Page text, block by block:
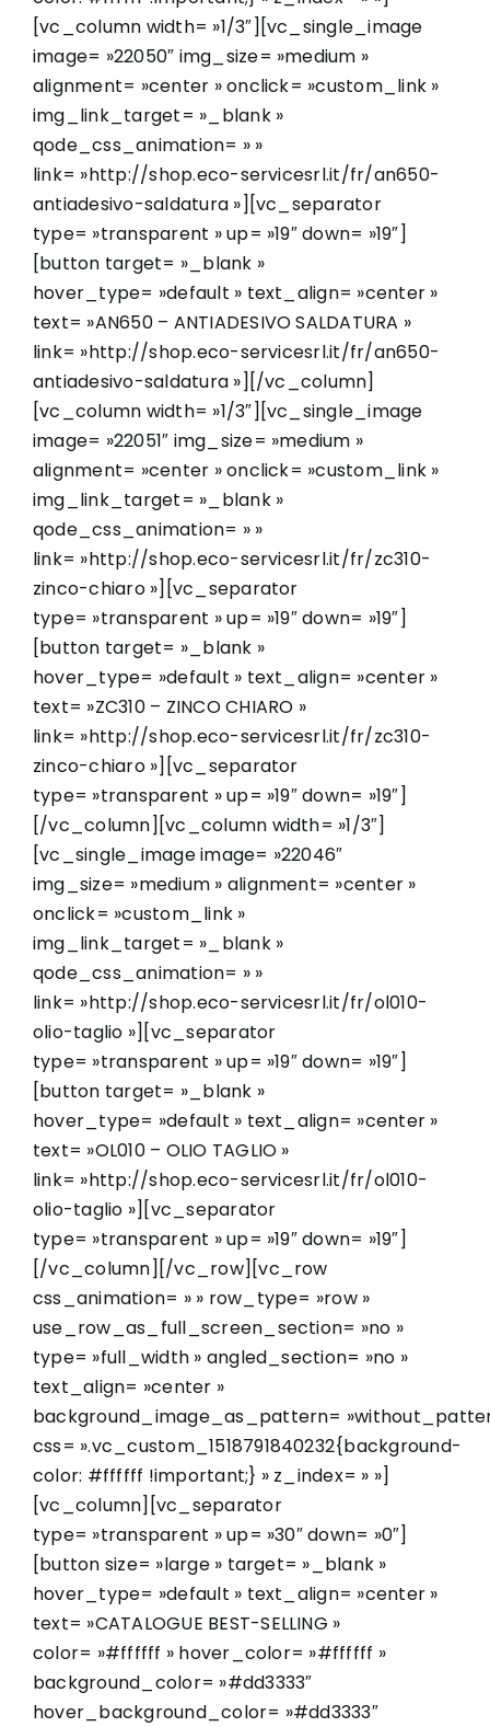
[vc_column width= »1/3″][vc_single_image
image= »22050″ img_size= »medium »
alignment= »center » onclick= »custom_link »
img_link_target= »_blank »
qode_css_animation= » »
link= »http://shop.eco-servicesrl.it/fr/an650-
antiadesivo-saldatura »][vc_separator
type= »transparent » up= »19″ down= »19″]
[button target= »_blank »
hover_type= »default » text_align= »center »
text= »AN650 – ANTIADESIVO SALDATURA »
link= »http://shop.eco-servicesrl.it/fr/an650-
antiadesivo-saldatura »][/vc_column]
[vc_column width= »1/3″][vc_single_image
image= »22051″ img_size= »medium »
alignment= »center » onclick= »custom_link »
img_link_target= »_blank »
qode_css_animation= » »
link= »http://shop.eco-servicesrl.it/fr/zc310-
zinco-chiaro »][vc_separator
type= »transparent » up= »19″ down= »19″]
[button target= »_blank »
hover_type= »default » text_align= »center »
text= »ZC310 – ZINCO CHIARO »
link= »http://shop.eco-servicesrl.it/fr/zc310-
zinco-chiaro »][vc_separator
type= »transparent » up= »19″ down= »19″]
[/vc_column][vc_column width= »1/3″]
[vc_single_image image= »22046″
img_size= »medium » alignment= »center »
onclick= »custom_link »
img_link_target= »_blank »
qode_css_animation= » »
link= »http://shop.eco-servicesrl.it/fr/ol010-
olio-taglio »][vc_separator
type= »transparent » up= »19″ down= »19″]
[button target= »_blank »
hover_type= »default » text_align= »center »
text= »OL010 – OLIO TAGLIO »
link= »http://shop.eco-servicesrl.it/fr/ol010-
olio-taglio »][vc_separator
type= »transparent » up= »19″ down= »19″]
[/vc_column][/vc_row][vc_row
css_animation= » » row_type= »row »
use_row_as_full_screen_section= »no »
type= »full_width » angled_section= »no »
text_align= »center »
background_image_as_pattern=
css= ».vc_custom_1518791840232{background-
color: #ffffff !important;} » z_index= » »]
[vc_column][vc_separator
type= »transparent » up= »30″ down= »0″]
[button size= »large » target= »_blank »
hover_type= »default » text_align= »center »
text= »CATALOGUE BEST-SELLING »
color= »#ffffff » hover_color= »#ffffff »
background_color= »#dd3333″
hover_background_color= »#dd3333″